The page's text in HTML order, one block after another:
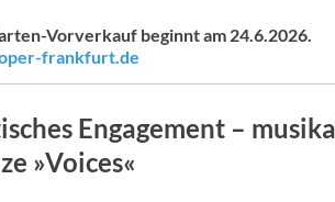
Vorverkauf beginnt am 24.6.2026.
frankfurt.de
Engagement –
»Voices«